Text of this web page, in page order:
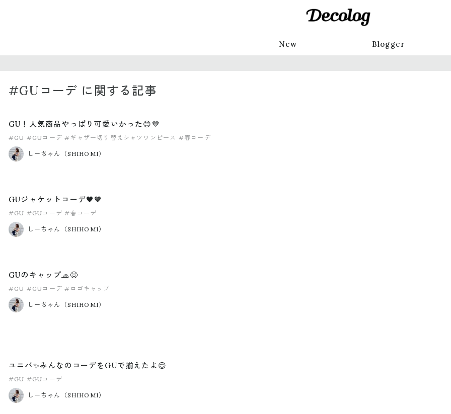
New Blogger
#GUコーデ に関する記事
GU！人気商品やっぱり可愛いかった😊💙
#GU #GUコーデ #ギャザー切り替えシャツワンピース #春コーデ
しーちゃん（SHIHOMI）
GUジャケットコーデ🖤🧡
#GU #GUコーデ #春コーデ
しーちゃん（SHIHOMI）
GUのキャップ🧢😊
#GU #GUコーデ #ロゴキャップ
しーちゃん（SHIHOMI）
ユニバ✨みんなのコーデをGUで揃えたよ😊
#GU #GUコーデ
しーちゃん（SHIHOMI）